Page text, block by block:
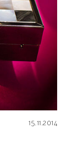
15.11.2014